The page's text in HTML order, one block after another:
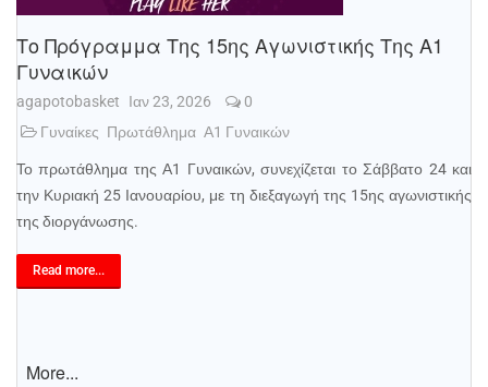
Το Πρόγραμμα Της 15ης Αγωνιστικής Της Α1
Γυναικών
agapotobasket Ιαν 23, 2026
0
Γυναίκες Πρωτάθλημα Α1 Γυναικών
Το πρωτάθλημα της Α1 Γυναικών, συνεχίζεται το Σάββατο 24 και
την Κυριακή 25 Ιανουαρίου, με τη διεξαγωγή της 15ης αγωνιστικής
της διοργάνωσης.
Read more...
More...